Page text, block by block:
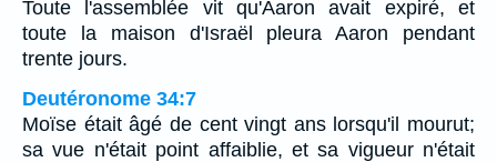
Toute l'assemblée vit qu'Aaron avait expiré, et
toute la maison d'Israël pleura Aaron pendant
trente jours.
Deutéronome 34:7
Moïse était âgé de cent vingt ans lorsqu'il mourut;
sa vue n'était point affaiblie, et sa vigueur n'était